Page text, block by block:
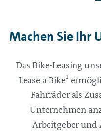
Machen Sie Ihr
Das Bike-Leasing
Lease a Bike1
Fahrräder als
Unternehmen
Arbeitgeber und